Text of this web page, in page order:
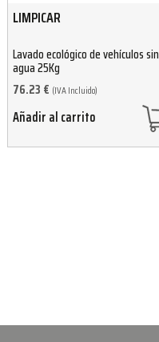
LIMPICAR
Lavado ecológico de vehículos sin
agua 25Kg
76.23 € (IVA Incluido)
Añadir al carrito